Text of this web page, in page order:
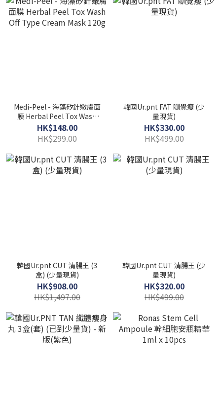
Medi-Peel - 海藻矽針嫩膚面
膜 Herbal Peel Tox Wash
Off Type Cream Mask 120g
HK$148.00
HK$299.00
韓國Ur.pnt FAT 瞓覺瘦 (少
量現貨)
HK$330.00
HK$499.00
韓國Ur.pnt CUT 清腸王 (3
盒) (少量現貨)
HK$908.00
HK$1,497.00
韓國Ur.pnt CUT 清腸王 (少
量現貨)
HK$320.00
HK$499.00